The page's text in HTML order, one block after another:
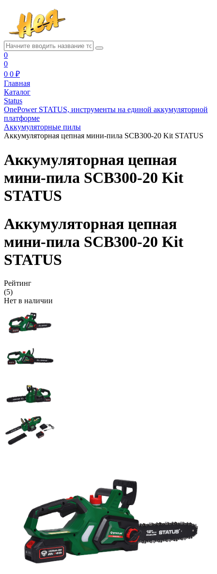
0
0
0 0 ₽
Главная
Каталог
Status
OnePower STATUS, инструменты на единой аккумуляторной
платформе
Аккумуляторные пилы
Аккумуляторная цепная мини-пила SCB300-20 Kit STATUS
Аккумуляторная цепная
мини-пила SCB300-20 Kit
STATUS
Аккумуляторная цепная
мини-пила SCB300-20 Kit
STATUS
Рейтинг
(5)
Нет в наличии